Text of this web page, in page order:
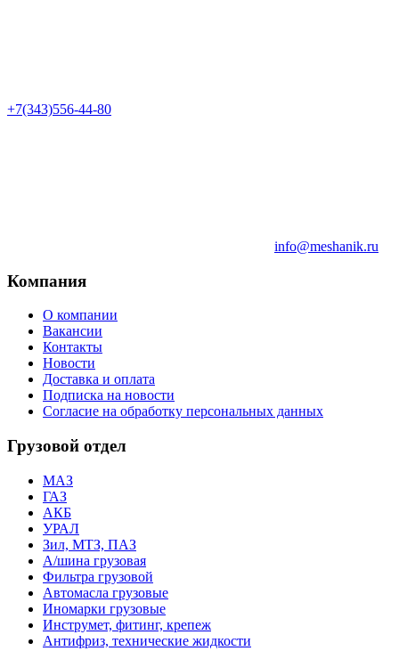
+7(343)556-44-80
info@meshanik.ru
Компания
О компании
Вакансии
Контакты
Новости
Доставка и оплата
Подписка на новости
Согласие на обработку персональных данных
Грузовой отдел
МАЗ
ГАЗ
АКБ
УРАЛ
Зил, МТЗ, ПАЗ
А/шина грузовая
Фильтра грузовой
Автомасла грузовые
Иномарки грузовые
Инструмет, фитинг, крепеж
Антифриз, технические жидкости